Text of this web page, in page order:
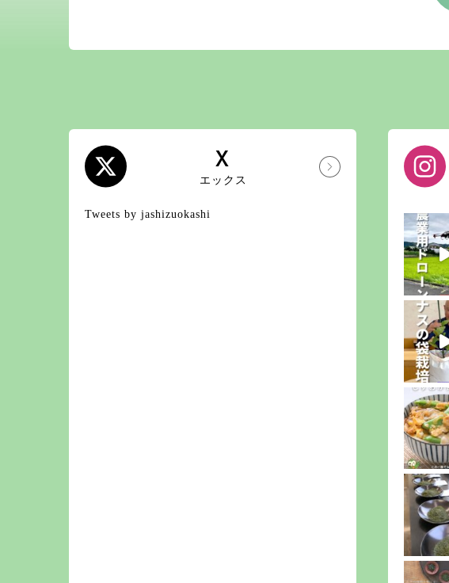
X
エックス
Tweets by jashizuokashi